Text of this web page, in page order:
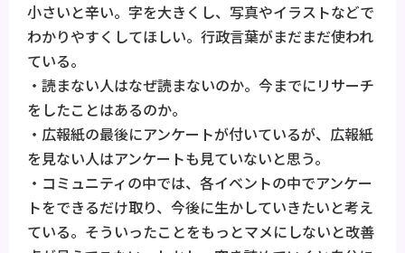
小さいと辛い。字を大きくし、写真やイラストなどで
わかりやすくしてほしい。行政言葉がまだまだ使われ
ている。
・読まない人はなぜ読まないのか。今までにリサーチ
をしたことはあるのか。
・広報紙の最後にアンケートが付いているが、広報紙
を見ない人はアンケートも見ていないと思う。
・コミュニティの中では、各イベントの中でアンケー
トをできるだけ取り、今後に生かしていきたいと考え
ている。そういったことをもっとマメにしないと改善